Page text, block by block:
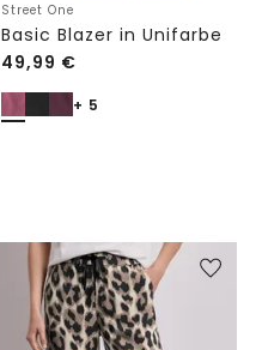
Street One
Basic Blazer in Unifarbe
49,99 €
+ 5